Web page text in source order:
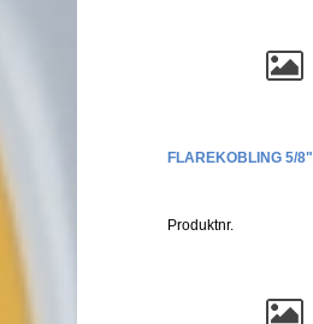
FLAREKOBLING 5/8"
Produktnr.